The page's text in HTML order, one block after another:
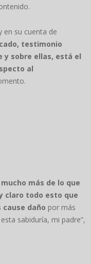
en su cuenta de
testimonio
y sobre ellas, está el
al
más de lo que
claro todo esto que
daño por más
sabiduría, mi padre”,